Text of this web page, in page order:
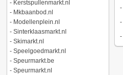
- Kerstspullenmarkt.nl
- Mkbaanbod.nl
- Modellenplein.nl
- Sinterklaasmarkt.nl
- Skimarkt.nl
- Speelgoedmarkt.nl
- Speurmarkt.be
- Speurmarkt.nl
-
-
-